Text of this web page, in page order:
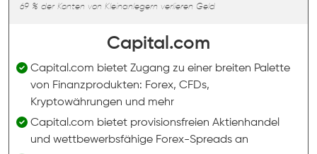
69 % der Konten von Kleinanlegern verlieren Geld
Capital.com
Capital.com bietet Zugang zu einer breiten Palette
von Finanzprodukten: Forex, CFDs,
Kryptowährungen und mehr
Capital.com bietet provisionsfreien Aktienhandel
und wettbewerbsfähige Forex-Spreads an